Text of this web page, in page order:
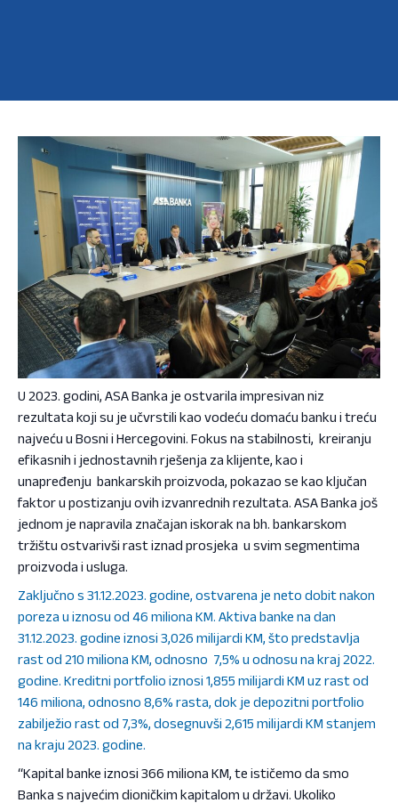
U 2023. godini, ASA Banka je ostvarila impresivan niz
rezultata koji su je učvrstili kao vodeću domaću banku i treću
najveću u Bosni i Hercegovini. Fokus na stabilnosti, kreiranju
efikasnih i jednostavnih rješenja za klijente, kao i
unapređenju bankarskih proizvoda, pokazao se kao ključan
faktor u postizanju ovih izvanrednih rezultata. ASA Banka još
jednom je napravila značajan iskorak na bh. bankarskom
tržištu ostvarivši rast iznad prosjeka u svim segmentima
proizvoda i usluga.
Zaključno s 31.12.2023. godine, ostvarena je neto dobit nakon
poreza u iznosu od 46 miliona KM. Aktiva banke na dan
31.12.2023. godine iznosi 3,026 milijardi KM, što predstavlja
rast od 210 miliona KM, odnosno 7,5% u odnosu na kraj 2022.
godine. Kreditni portfolio iznosi 1,855 milijardi KM uz rast od
146 miliona, odnosno 8,6% rasta, dok je depozitni portfolio
zabilježio rast od 7,3%, dosegnuvši 2,615 milijardi KM stanjem
na kraju 2023. godine.
“Kapital banke iznosi 366 miliona KM, te ističemo da smo
Banka s najvećim dioničkim kapitalom u državi. Ukoliko